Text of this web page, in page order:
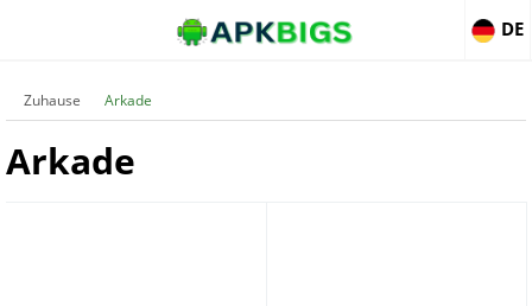
DE
Zuhause Arkade
Arkade